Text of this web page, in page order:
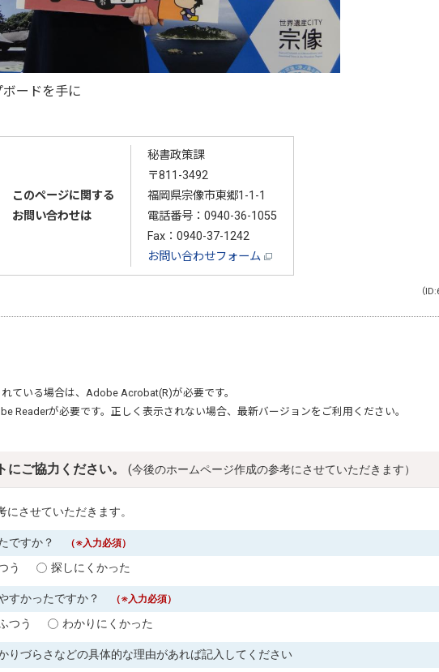
ボードを手に
このページに関する
お問い合わせは
秘書政策課
〒811-3492
福岡県宗像市東郷1-1-1
電話番号： 0940-36-1055
Fax：0940-37-1242
お問い合わせフォーム
（
ている場合は、 Adobe Acrobat(R)が必要です。
Readerが必要です。正しく表示されない場合、最新バージョンをご利用ください。